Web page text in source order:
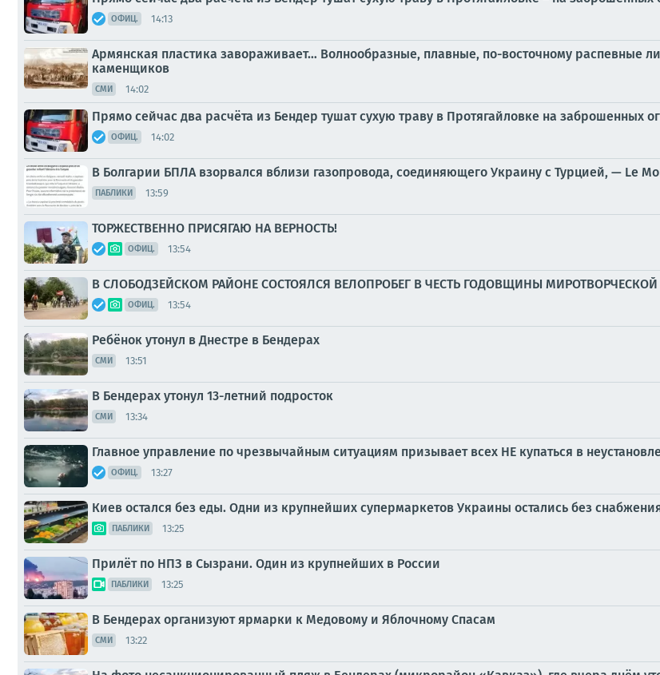
ОФИЦ. 14:13
Армянская пластика завораживает… Волнообразные, плавные, по-восточному распевные
каменщиков
СМИ 14:02
Прямо сейчас два расчёта из Бендер тушат сухую траву в Протягайловке на заброшенных
ОФИЦ. 14:02
В Болгарии БПЛА взорвался вблизи газопровода, соединяющего Украину с Турцией, — Le
ПАБЛИКИ 13:59
ТОРЖЕСТВЕННО ПРИСЯГАЮ НА ВЕРНОСТЬ!
ОФИЦ. 13:54
В СЛОБОДЗЕЙСКОМ РАЙОНЕ СОСТОЯЛСЯ ВЕЛОПРОБЕГ В ЧЕСТЬ ГОДОВЩИНЫ
ОФИЦ. 13:54
Ребёнок утонул в Днестре в Бендерах
СМИ 13:51
В Бендерах утонул 13-летний подросток
СМИ 13:34
Главное управление по чрезвычайным ситуациям призывает всех НЕ купаться в
ОФИЦ. 13:27
Киев остался без еды. Одни из крупнейших супермаркетов Украины остались без
ПАБЛИКИ 13:25
Прилёт по НПЗ в Сызрани. Один из крупнейших в России
ПАБЛИКИ 13:25
В Бендерах организуют ярмарки к Медовому и Яблочному Спасам
СМИ 13:22